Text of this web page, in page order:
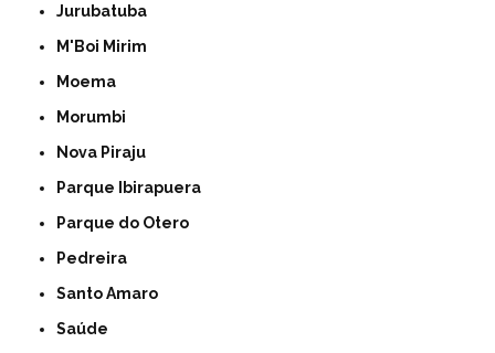
Jurubatuba
M'Boi Mirim
Moema
Morumbi
Nova Piraju
Parque Ibirapuera
Parque do Otero
Pedreira
Santo Amaro
Saúde